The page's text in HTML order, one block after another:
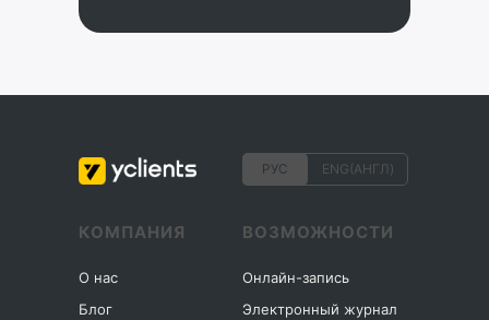
КОМПАНИЯ ВОЗМОЖНОСТИ
Онлайн-запись
Электронный журнал
О нас
Блог
РУС ENG(АНГЛ)